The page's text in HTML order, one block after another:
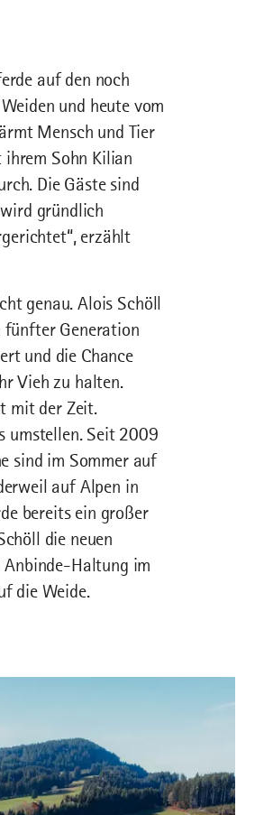
auf den noch
und heute vom
Mensch und Tier
ihrem Sohn Kilian
Die Gäste sind
gründlich
erzählt
genau. Alois Schöll
Generation
und die Chance
Vieh zu halten.
mit der Zeit.
umstellen. Seit 2009
sind im Sommer auf
auf Alpen in
bereits ein großer
die neuen
Anbinde-Haltung im
die Weide.